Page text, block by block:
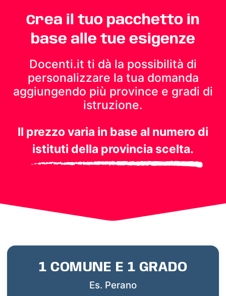
Crea il tuo pacchetto in
base alle tue esigenze
Docenti.it ti dà la possibilità di
personalizzare la tua domanda
aggiungendo più province e gradi di
istruzione.
Il prezzo varia in base al numero di
istituti della provincia scelta.
1 COMUNE E 1 GRADO
Es. Perano